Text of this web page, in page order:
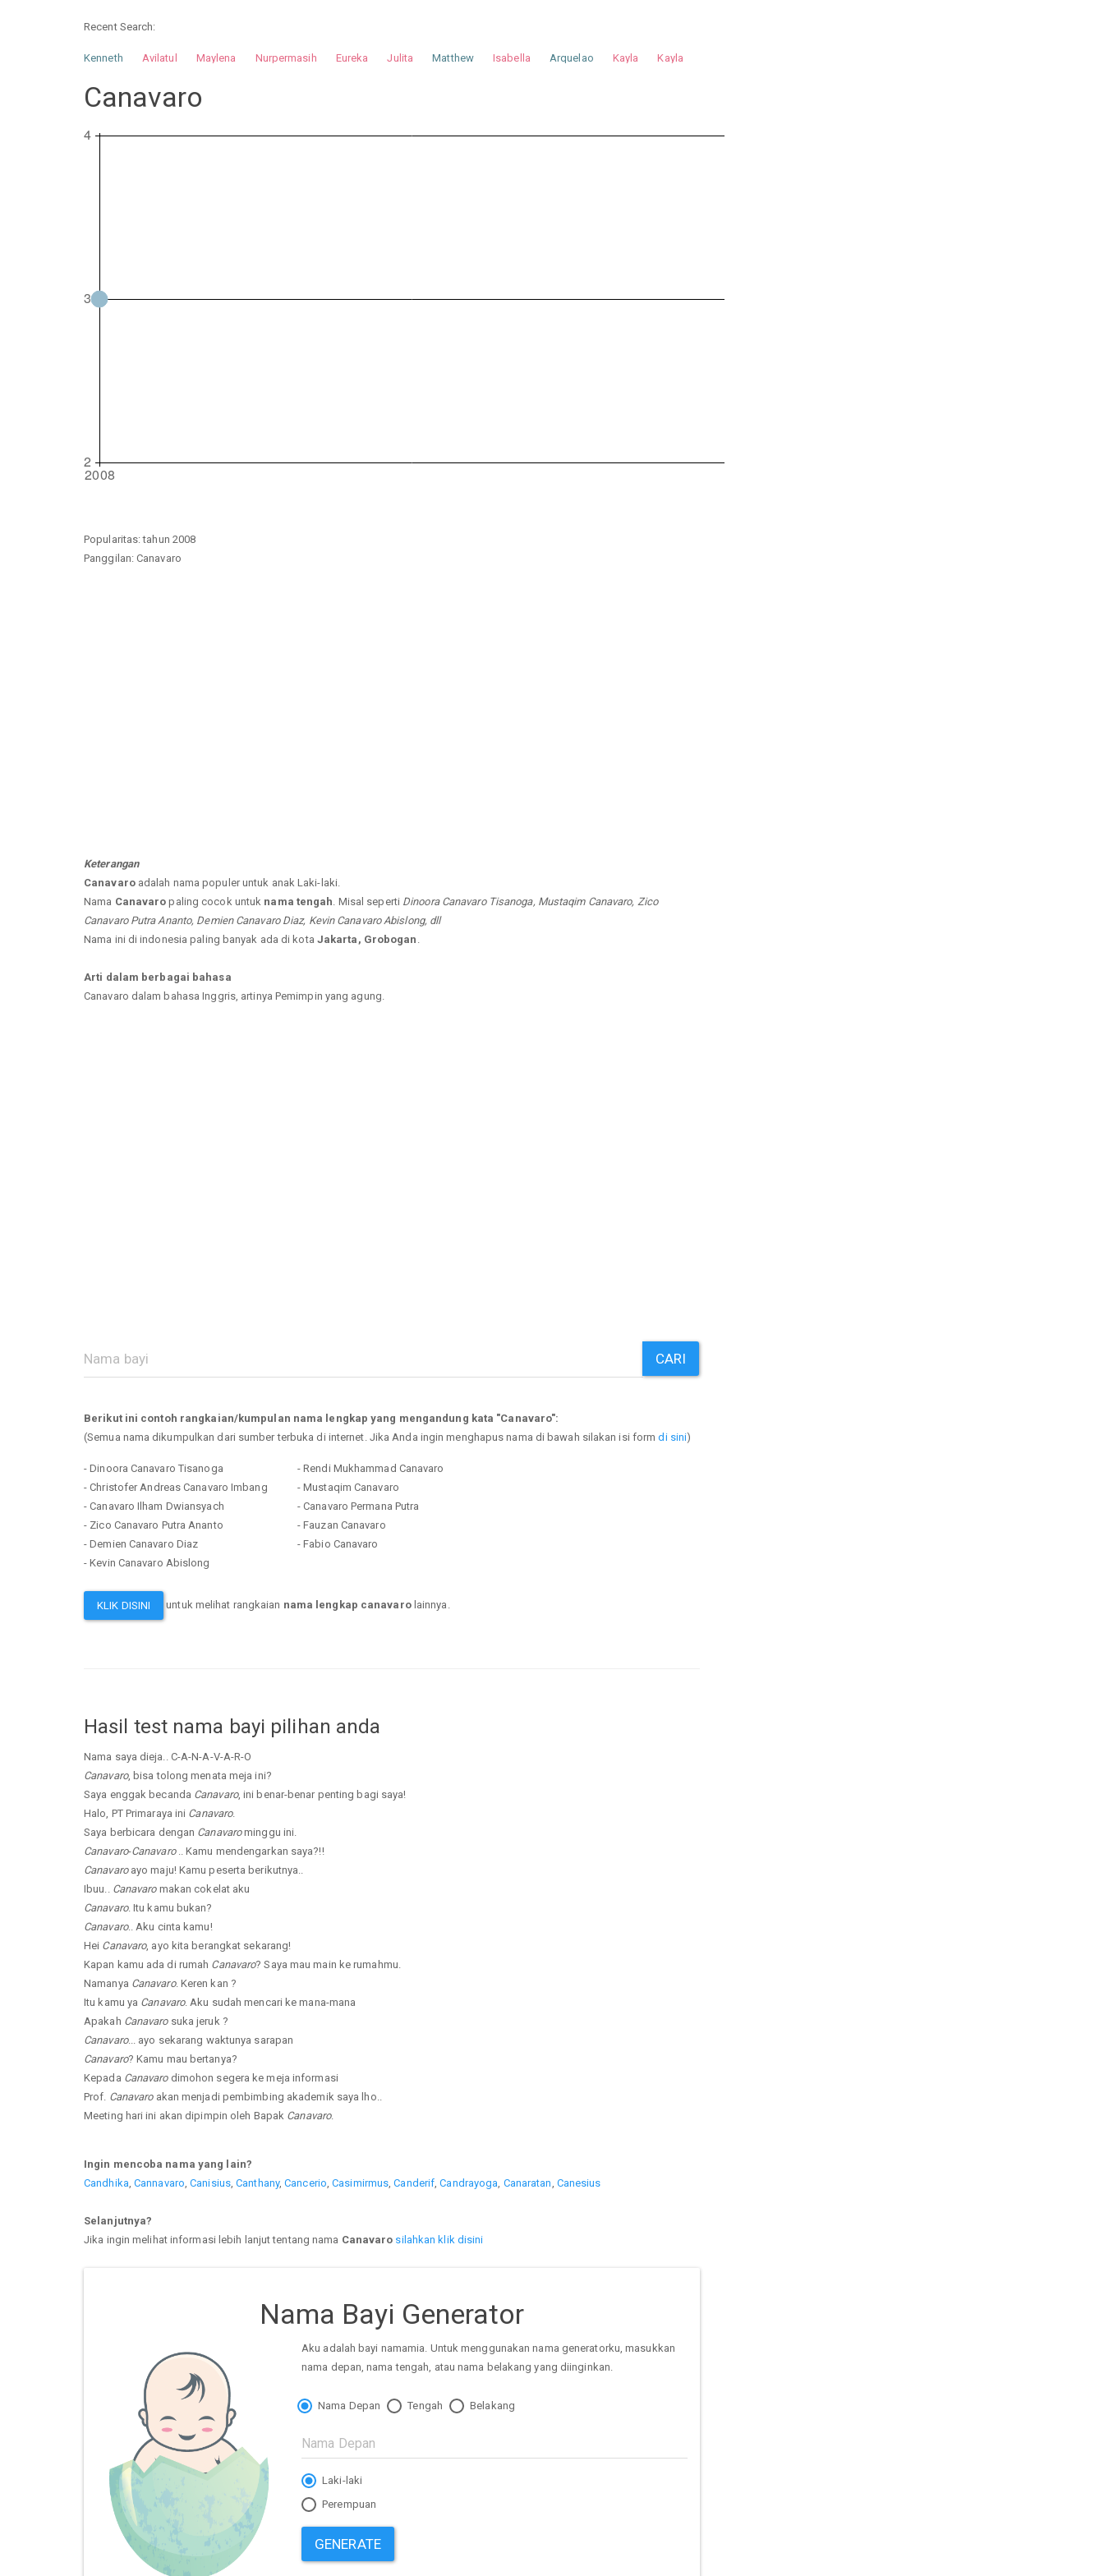
Recent Search:
Kenneth Avilatul Maylena Nurpermasih Eureka Julita Matthew Isabella Arquelao Kayla
Kayla
Canavaro
Popularitas: tahun 2008
Panggilan: Canavaro
Keterangan
Canavaroadalah nama populer untuk anak Laki-laki.
Nama Canavaro paling cocok untuk nama tengah . Misal seperti Dinoora Canavaro Tisanoga, Mustaqim Canavaro, Zico
Canavaro Putra Ananto, Demien Canavaro Diaz, Kevin Canavaro Abislong, dll
Nama ini di indonesia paling banyak ada di kota Jakarta, Grobogan
Arti dalam berbagai bahasa
Canavaro dalam bahasa Inggris, artinya Pemimpin yang agung.
CARI
Berikut ini contoh rangkaian/kumpulan nama lengkap yang mengandung kata "Canavaro":
(Semua nama dikumpulkan dari sumber terbuka di internet. Jika Anda ingin menghapus nama di bawah silakan isi formdi sini)
- Dinoora Canavaro Tisanoga
- Christofer Andreas Canavaro Imbang
- Canavaro Ilham Dwiansyach
- Zico Canavaro Putra Ananto
- Demien Canavaro Diaz
- Kevin Canavaro Abislong
- Rendi Mukhammad Canavaro
- Mustaqim Canavaro
- Canavaro Permana Putra
- Fauzan Canavaro
- Fabio Canavaro
KLIK DISINI untuk melihat rangkaian nama lengkap canavarolainnya.
Hasil test nama bayi pilihan anda
Nama saya dieja.. C-A-N-A-V-A-R-O
Canavaro, bisa tolong menata meja ini?
Saya enggak becanda Canavaro, ini benar-benar penting bagi saya!
Halo, PT Primaraya ini Canavaro.
Saya berbicara dengan Canavarominggu ini.
Canavaro-Canavaro.. Kamu mendengarkan saya?!!
Canavaroayo maju! Kamu peserta berikutnya..
Ibuu.. Canavaromakan cokelat aku
Canavaro. Itu kamu bukan?
Canavaro.. Aku cinta kamu!
Hei Canavaro, ayo kita berangkat sekarang!
Kapan kamu ada di rumah Canavaro? Saya mau main ke rumahmu.
Namanya Canavaro. Keren kan ?
Itu kamu ya Canavaro. Aku sudah mencari ke mana-mana
Apakah Canavarosuka jeruk ?
Canavaro... ayo sekarang waktunya sarapan
Canavaro? Kamu mau bertanya?
Kepada Canavarodimohon segera ke meja informasi
Prof. Canavaroakan menjadi pembimbing akademik saya lho..
Meeting hari ini akan dipimpin oleh Bapak Canavaro.
Ingin mencoba nama yang lain?
Candhika ,Cannavaro ,Canisius,Canthany,Cancerio ,Casimirmus ,Canderif ,Candrayoga Canaratan Canesius
Selanjutnya?
Jika ingin melihat informasi lebih lanjut tentang nama Canavaro silahkan klik disini
Nama Bayi Generator
Aku adalah bayi namamia. Untuk menggunakan nama generatorku, masukkan
nama depan, nama tengah, atau nama belakang yang diinginkan.
Nama Depan Tengah Belakang
Laki-laki
Perempuan
GENERATE